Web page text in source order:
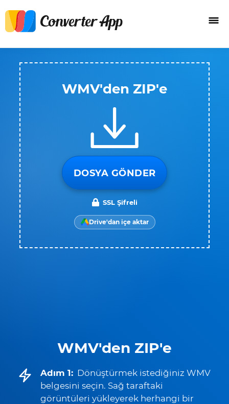
WMV'den ZIP'e
Adım 1: Dönüştürmek istediğiniz WMV
belgesini seçin. Sağ taraftaki
görüntüleri yükleyerek herhangi bir
WMV'den ZIP'e
DOSYA GÖNDER
SSL Şifreli
Drive'dan içe aktar